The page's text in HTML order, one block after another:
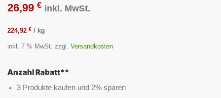
26,99 € inkl. MwSt.
224,92 € / kg
inkl. 7 % MwSt. zzgl. Versandkosten
Anzahl Rabatt**
3 Produkte kaufen und 2% sparen